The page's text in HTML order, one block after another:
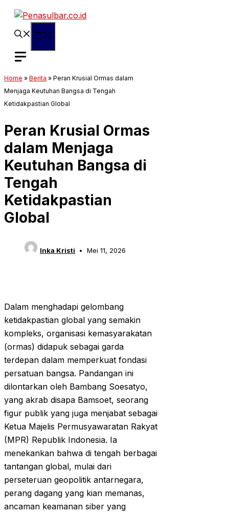
Langsung
Home » Berita » Peran Krusial Ormas dalam
Menjaga Keutuhan Bangsa di Tengah
Ketidakpastian Global
Peran Krusial Ormas
dalam Menjaga
Keutuhan Bangsa di
Tengah
Ketidakpastian
Global
Inka Kristi Mei 11, 2026
Dalam menghadapi gelombang
ketidakpastian global yang semakin
kompleks, organisasi kemasyarakatan
(ormas) didapuk sebagai garda
terdepan dalam memperkuat fondasi
persatuan bangsa. Pandangan ini
dilontarkan oleh Bambang Soesatyo,
yang akrab disapa Bamsoet, seorang
figur publik yang juga menjabat sebagai
Ketua Majelis Permusyawaratan Rakyat
(MPR) Republik Indonesia. Ia
menekankan bahwa di tengah berbagai
tantangan global, mulai dari
perseteruan geopolitik antarnegara,
perang dagang yang kian memanas,
ancaman keamanan siber yang